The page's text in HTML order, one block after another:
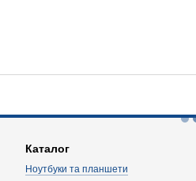
Каталог
Ноутбуки та планшети